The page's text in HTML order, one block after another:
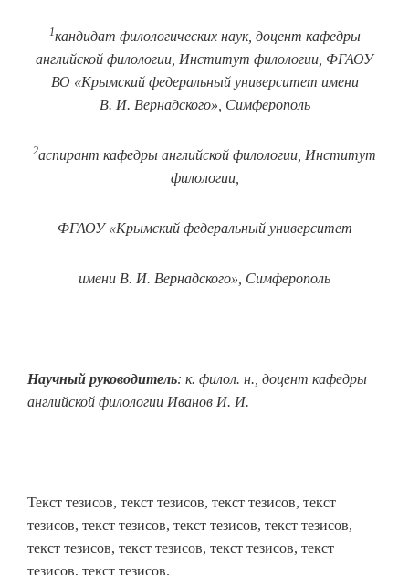
1кандидат филологических наук, доцент кафедры
английской филологии, Институт филологии, ФГАОУ
ВО «Крымский федеральный университет имени
В. И. Вернадского», Симферополь
2аспирант кафедры английской филологии, Институт
филологии,
ФГАОУ «Крымский федеральный университет
имени В. И. Вернадского», Симферополь
Научный руководитель: к. филол. н., доцент кафедры
английской филологии Иванов И. И.
Текст тезисов, текст тезисов, текст тезисов, текст
тезисов, текст тезисов, текст тезисов, текст тезисов,
текст тезисов, текст тезисов, текст тезисов, текст
тезисов, текст тезисов.